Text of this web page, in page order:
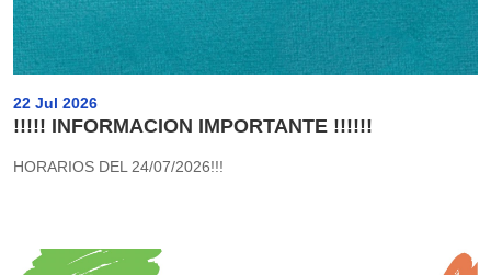
22 Jul 2026
!!!!! INFORMACION IMPORTANTE !!!!!!
HORARIOS DEL 24/07/2026!!!